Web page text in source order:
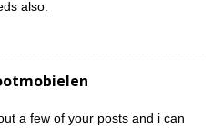
also.
a few of your posts and i can